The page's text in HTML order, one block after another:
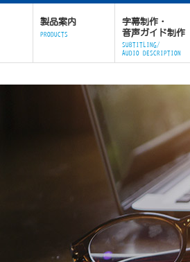
製品案内
PRODUCTS
字幕制作・
音声ガイド制作
SUBTITLING/
AUDIO DESCRIPTION